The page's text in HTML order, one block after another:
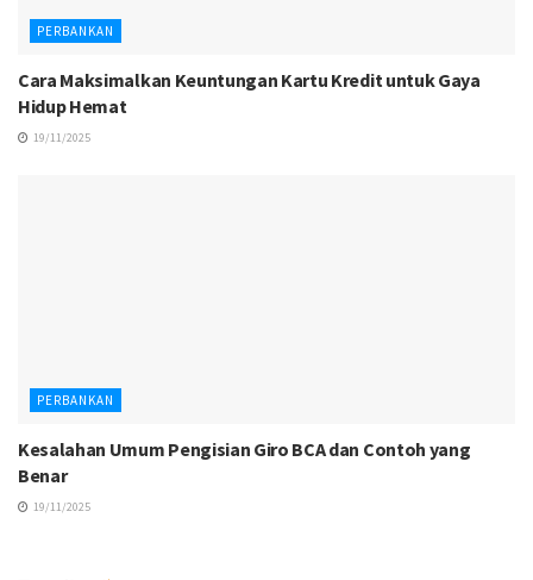
PERBANKAN
Cara Maksimalkan Keuntungan Kartu Kredit untuk Gaya
Hidup Hemat
19/11/2025
PERBANKAN
Kesalahan Umum Pengisian Giro BCA dan Contoh yang
Benar
19/11/2025